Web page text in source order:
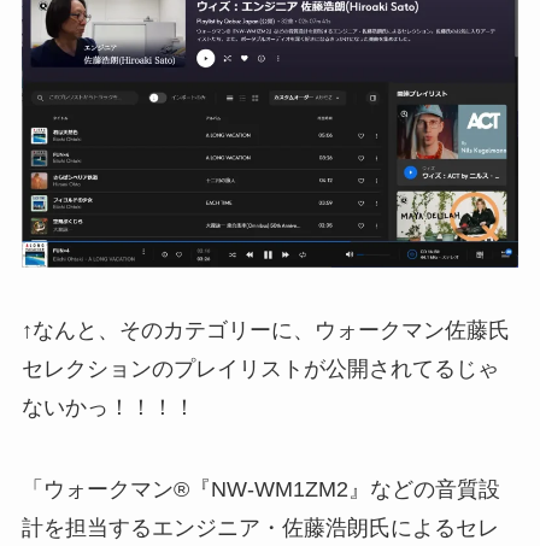
↑なんと、そのカテゴリーに、ウォークマン佐藤氏
セレクションのプレイリストが公開されてるじゃ
ないかっ！！！！
「ウォークマン®『NW-WM1ZM2』などの音質設
計を担当するエンジニア・佐藤浩朗氏によるセレ